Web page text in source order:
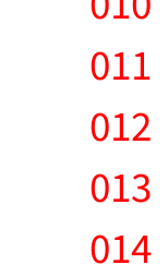
011
012
013
014